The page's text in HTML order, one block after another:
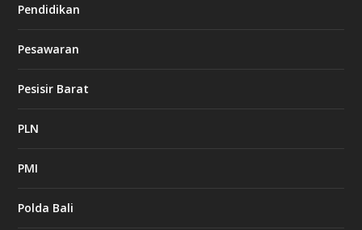
Pendidikan
Pesawaran
Pesisir Barat
PLN
PMI
Polda Bali